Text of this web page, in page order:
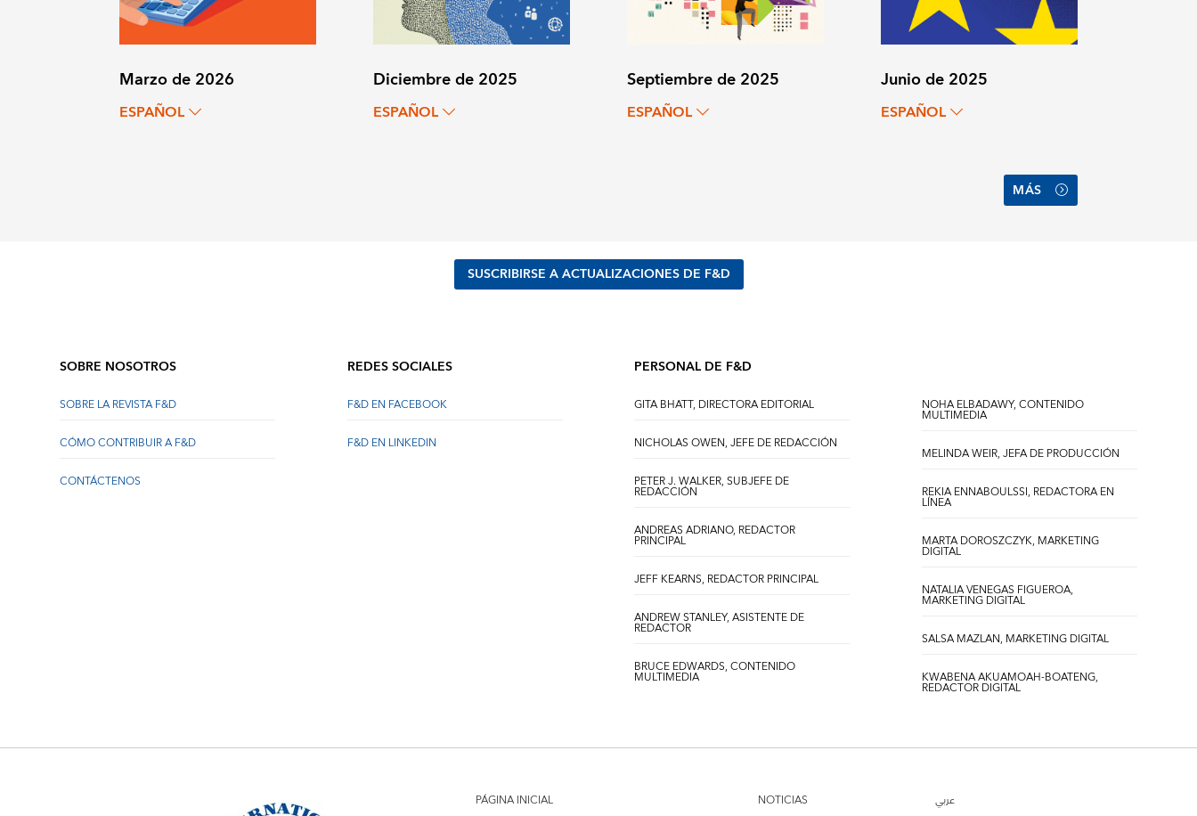
Marzo de 2026
ESPAÑOL
Diciembre de 2025
ESPAÑOL
Septiembre de 2025
ESPAÑOL
Junio de 2025
ESPAÑOL
MÁS
SUSCRIBIRSE A ACTUALIZACIONES DE F&D
SOBRE NOSOTROS
SOBRE LA REVISTA F&D
CÓMO CONTRIBUIR A F&D
CONTÁCTENOS
REDES SOCIALES
F&D EN FACEBOOK
F&D EN LINKEDIN
PERSONAL DE F&D
GITA BHATT, DIRECTORA EDITORIAL
NICHOLAS OWEN, JEFE DE REDACCIÓN
PETER J. WALKER, SUBJEFE DE
REDACCIÓN
ANDREAS ADRIANO, REDACTOR
PRINCIPAL
JEFF KEARNS, REDACTOR PRINCIPAL
ANDREW STANLEY, ASISTENTE DE
REDACTOR
BRUCE EDWARDS, CONTENIDO
MULTIMEDIA
NOHA ELBADAWY, CONTENIDO
MULTIMEDIA
MELINDA WEIR, JEFA DE PRODUCCIÓN
REKIA ENNABOULSSI, REDACTORA EN
LÍNEA
MARTA DOROSZCZYK, MARKETING
DIGITAL
NATALIA VENEGAS FIGUEROA,
MARKETING DIGITAL
SALSA MAZLAN, MARKETING DIGITAL
KWABENA AKUAMOAH-BOATENG,
REDACTOR DIGITAL
PÁGINA INICIAL NOTICIAS عربي